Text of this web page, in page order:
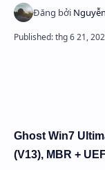
Ghost Win7
(V13), MBR +